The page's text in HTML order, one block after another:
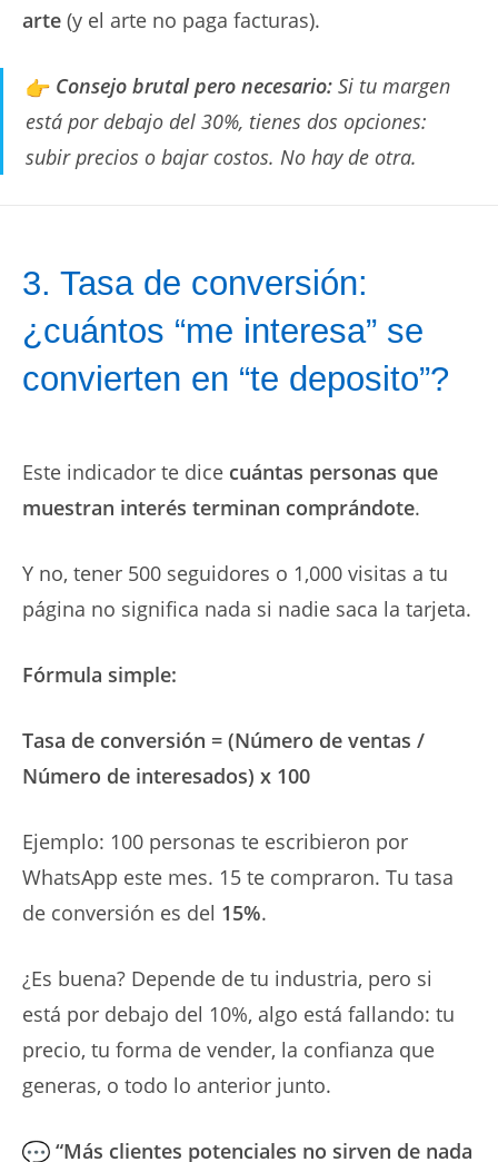
arte (y el arte no paga facturas).
Consejo brutal pero necesario: Si tu margen
está por debajo del 30%, tienes dos opciones:
subir precios o bajar costos. No hay de otra.
3. Tasa de conversión:
¿cuántos “me interesa” se
convierten en “te deposito”?
Este indicador te dice cuántas personas que
muestran interés terminan comprándote.
Y no, tener 500 seguidores o 1,000 visitas a tu
página no significa nada si nadie saca la tarjeta.
Fórmula simple:
Tasa de conversión = (Número de ventas /
Número de interesados) x 100
Ejemplo: 100 personas te escribieron por
WhatsApp este mes. 15 te compraron. Tu tasa
de conversión es del 15%.
¿Es buena? Depende de tu industria, pero si
está por debajo del 10%, algo está fallando: tu
precio, tu forma de vender, la confianza que
generas, o todo lo anterior junto.
“Más clientes potenciales no sirven de nada